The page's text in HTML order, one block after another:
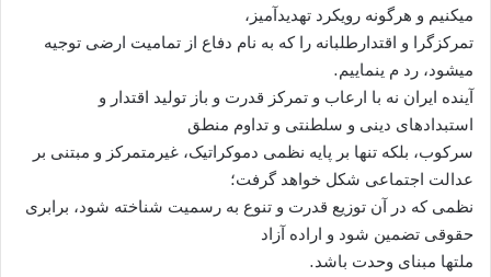
میکنيم و هرگونه رويکرد تهديدآميز،
تمرکزگرا و اقتدارطلبانه را که به نام دفاع از تماميت ارضی توجيه
میشود، رد م ینماييم.
آينده ايران نه با ارعاب و تمرکز قدرت و باز توليد اقتدار و
استبدادهای دينی و سلطنتی و تداوم منطق
سرکوب، بلکه تنها بر پايه نظمی دموکراتيک، غيرمتمرکز و مبتنی بر
عدالت اجتماعی شکل خواهد گرفت؛
نظمی که در آن توزيع قدرت و تنوع به رسميت شناخته شود، برابری
حقوقی تضمين شود و اراده آزاد
ملتها مبنای وحدت باشد.